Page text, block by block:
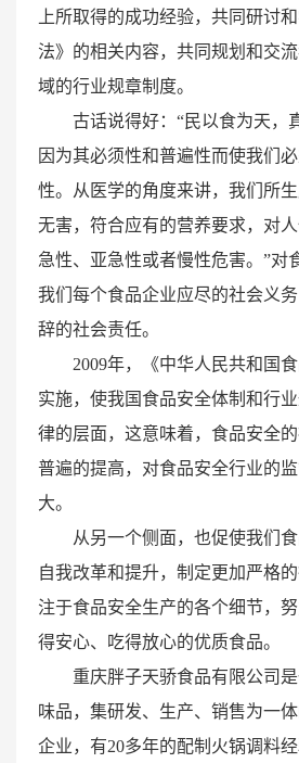
上所取得的成功经验，共同研讨
法》的相关内容，共同规划和交
域的行业规章制度。
古话说得好：“民以食为天，
因为其必须性和普遍性而使我们
性。从医学的角度来讲，我们所生
无害，符合应有的营养要求，对
急性、亚急性或者慢性危害。”对
我们每个食品企业应尽的社会义
辞的社会责任。
2009年，《中华人民共和国
实施，使我国食品安全体制和行
律的层面，这意味着，食品安全
普遍的提高，对食品安全行业的
大。
从另一个侧面，也促使我们
自我改革和提升，制定更加严格
注于食品安全生产的各个细节，
得安心、吃得放心的优质食品。
重庆胖子天骄食品有限公司
味品，集研发、生产、销售为一
企业，有20多年的配制火锅调料经